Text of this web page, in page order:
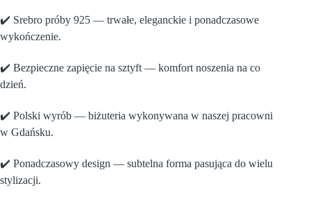
✔️ Srebro próby 925 — trwałe, eleganckie i ponadczasowe
wykończenie.
✔️ Bezpieczne zapięcie na sztyft — komfort noszenia na co
dzień.
✔️ Polski wyrób — biżuteria wykonywana w naszej pracowni
w Gdańsku.
✔️ Ponadczasowy design — subtelna forma pasująca do wielu
stylizacji.